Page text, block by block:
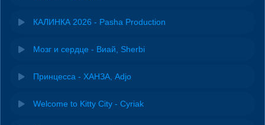
КАЛИНКА 2026 - Pasha Production
Мозг и сердце - Виай, Sherbi
Принцесса - ХАНЗА, Adjo
Welcome to Kitty City - Cyriak